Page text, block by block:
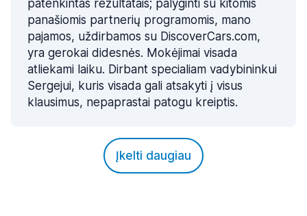
patenkintas rezultatais; palyginti su kitomis
panašiomis partnerių programomis, mano
pajamos, uždirbamos su DiscoverCars.com,
yra gerokai didesnės. Mokėjimai visada
atliekami laiku. Dirbant specialiam vadybininkui
Sergejui, kuris visada gali atsakyti į visus
klausimus, nepaprastai patogu kreiptis.
Įkelti daugiau